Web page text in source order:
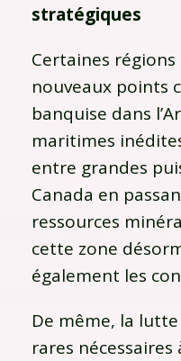
stratégiques
Certaines
nouveaux points
banquise dans
maritimes
entre grandes
Canada en
ressources
cette zone
également les
De même, la
rares